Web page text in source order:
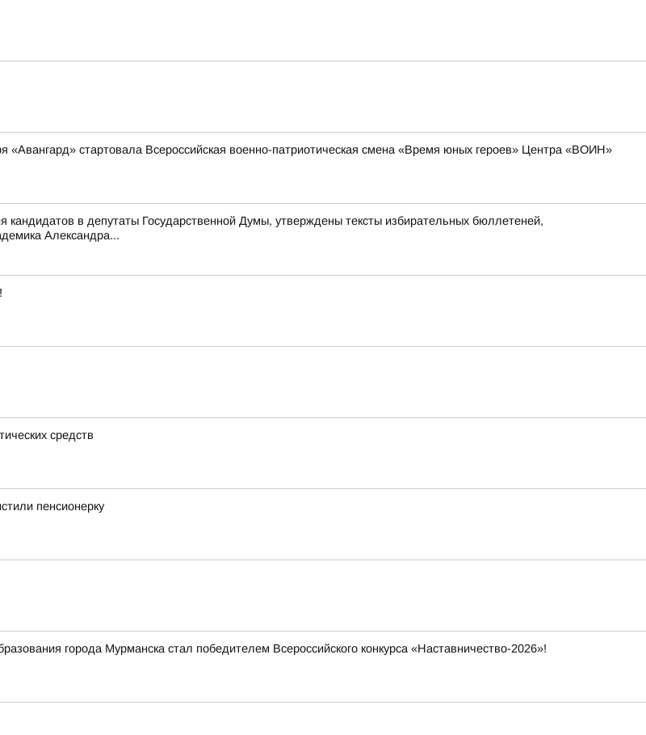
«Авангард» стартовала Всероссийская военно-патриотическая смена «Время юных героев» Центра «ВОИН»
кандидатов в депутаты Государственной Думы, утверждены тексты избирательных бюллетеней,
Александра...
средств
пенсионерку
города Мурманска стал победителем Всероссийского конкурса «Наставничество-2026»!